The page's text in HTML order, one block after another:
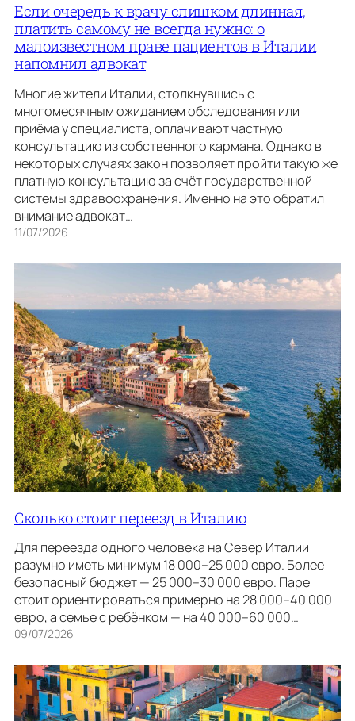
Если очередь к врачу слишком длинная,
платить самому не всегда нужно: о
малоизвестном праве пациентов в Италии
напомнил адвокат
Многие жители Италии, столкнувшись с
многомесячным ожиданием обследования или
приёма у специалиста, оплачивают частную
консультацию из собственного кармана. Однако в
некоторых случаях закон позволяет пройти такую же
платную консультацию за счёт государственной
системы здравоохранения. Именно на это обратил
внимание адвокат…
11/07/2026
Сколько стоит переезд в Италию
Для переезда одного человека на Север Италии
разумно иметь минимум 18 000–25 000 евро. Более
безопасный бюджет — 25 000–30 000 евро. Паре
стоит ориентироваться примерно на 28 000–40 000
евро, а семье с ребёнком — на 40 000–60 000…
09/07/2026